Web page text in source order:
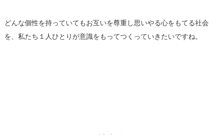
どんな個性を持っていてもお互いを尊重し思いやる心をもてる社会
を、私たち１人ひとりが意識をもってつくっていきたいですね。